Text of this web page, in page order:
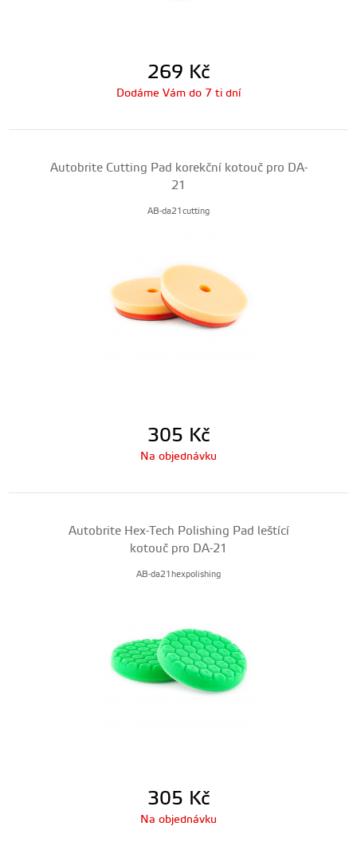
269 Kč
Dodáme Vám do 7 ti dní
Autobrite Cutting Pad korekční kotouč pro DA-
21
AB-da21cutting
305 Kč
Na objednávku
Autobrite Hex-Tech Polishing Pad leštící
kotouč pro DA-21
AB-da21hexpolishing
305 Kč
Na objednávku